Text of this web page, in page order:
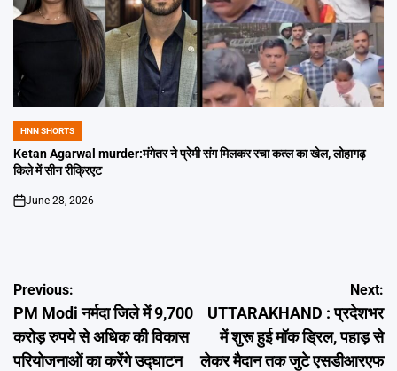
POSTED
IN
HNN SHORTS
Ketan Agarwal murder:मंगेतर ने प्रेमी संग मिलकर रचा कत्ल का खेल, लोहागढ़
किले में सीन रीक्रिएट
on
June 28, 2026
Post
navigation
Previous:
PM Modi नर्मदा जिले में 9,700
करोड़ रुपये से अधिक की विकास
परियोजनाओं का करेंगे उद्घाटन
Next:
UTTARAKHAND : प्रदेशभर
में शुरू हुई मॉक ड्रिल, पहाड़ से
लेकर मैदान तक जुटे एसडीआरएफ